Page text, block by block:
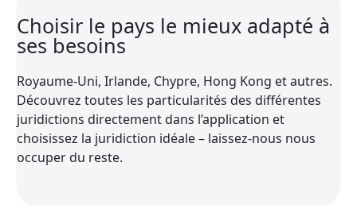
Choisir le pays le mieux adapté à
ses besoins
Royaume-Uni, Irlande, Chypre, Hong Kong et autres.
Découvrez toutes les particularités des différentes
juridictions directement dans l’application et
choisissez la juridiction idéale – laissez-nous nous
occuper du reste.